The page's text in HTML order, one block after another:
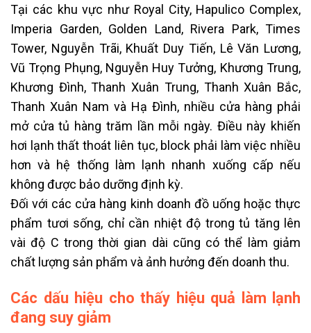
Tại các khu vực như Royal City, Hapulico Complex,
Imperia Garden, Golden Land, Rivera Park, Times
Tower, Nguyễn Trãi, Khuất Duy Tiến, Lê Văn Lương,
Vũ Trọng Phụng, Nguyễn Huy Tưởng, Khương Trung,
Khương Đình, Thanh Xuân Trung, Thanh Xuân Bắc,
Thanh Xuân Nam và Hạ Đình, nhiều cửa hàng phải
mở cửa tủ hàng trăm lần mỗi ngày. Điều này khiến
hơi lạnh thất thoát liên tục, block phải làm việc nhiều
hơn và hệ thống làm lạnh nhanh xuống cấp nếu
không được bảo dưỡng định kỳ.
Đối với các cửa hàng kinh doanh đồ uống hoặc thực
phẩm tươi sống, chỉ cần nhiệt độ trong tủ tăng lên
vài độ C trong thời gian dài cũng có thể làm giảm
chất lượng sản phẩm và ảnh hưởng đến doanh thu.
Các dấu hiệu cho thấy hiệu quả làm lạnh
đang suy giảm